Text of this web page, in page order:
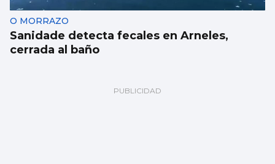
O MORRAZO
Sanidade detecta fecales en Arneles,
cerrada al baño